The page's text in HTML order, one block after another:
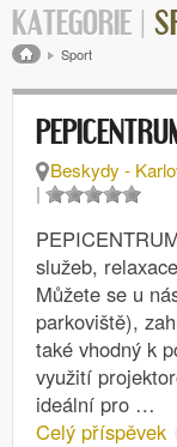
KATEGORIE |
Drobečková
Sport
Beskydy -
|
služeb,
Můžete se u
parkoviště),
také vhodný k
využití
ideální pro …
Celý příspěvek